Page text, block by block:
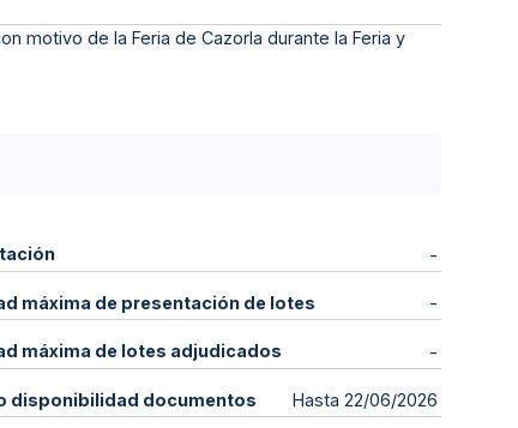
motivo de la Feria de Cazorla durante la Feria y
-
máxima de presentación de lotes -
máxima de lotes adjudicados -
disponibilidad documentos Hasta 22/06/2026